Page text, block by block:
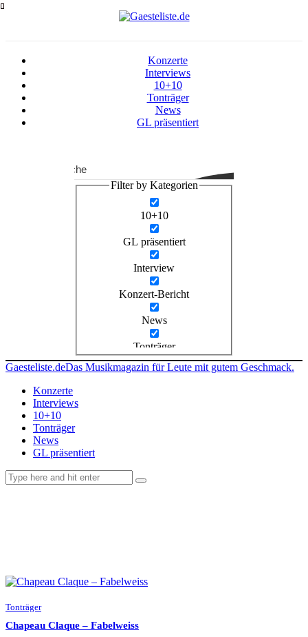
Konzerte
Interviews
10+10
Tonträger
News
GL präsentiert
Suche
Filter by Kategorien
10+10
GL präsentiert
Interview
Konzert-Bericht
News
Tonträger
Gaesteliste.deDas Musikmagazin für Leute mit gutem Geschmack.
Konzerte
Interviews
10+10
Tonträger
News
GL präsentiert
Tonträger
Chapeau Claque – Fabelweiss